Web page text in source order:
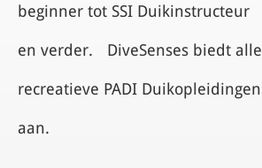
beginner tot SSI Duikinstructeur
en verder. DiveSenses biedt alle
recreatieve PADI Duikopleidingen
aan.